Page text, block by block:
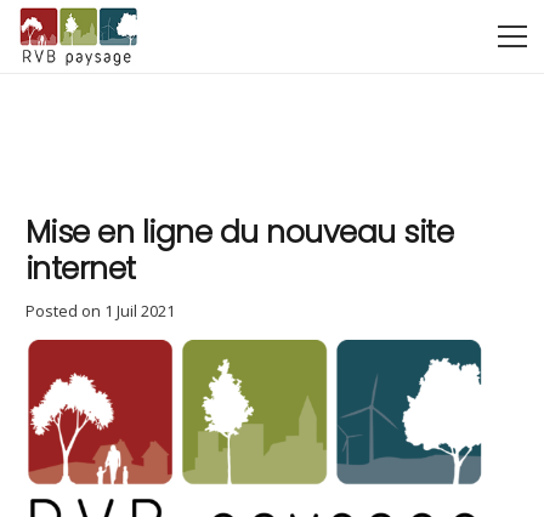
Mise en ligne du nouveau site
internet
Posted on 1 Juil 2021